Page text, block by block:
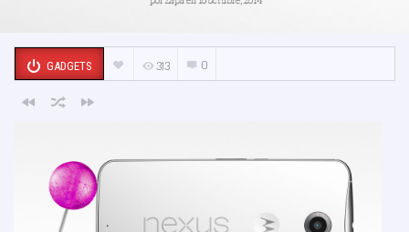
GADGETS 313 0